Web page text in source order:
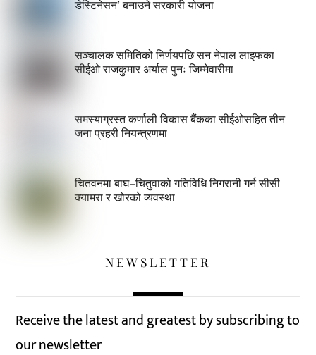
डेस्टिनेसन’ बनाउने सरकारी योजना
सञ्चालक समितिको निर्णयपछि सन नेपाल लाइफका
सीईओ राजकुमार अर्याल पुनः जिम्मेवारीमा
समस्याग्रस्त कर्णाली विकास बैंकका सीईओसहित तीन
जना प्रहरी नियन्त्रणमा
चितवनमा बाघ–चितुवाको गतिविधि निगरानी गर्न सीसी
क्यामरा र खोरको व्यवस्था
NEWSLETTER
Receive the latest and greatest by subscribing to
our newsletter